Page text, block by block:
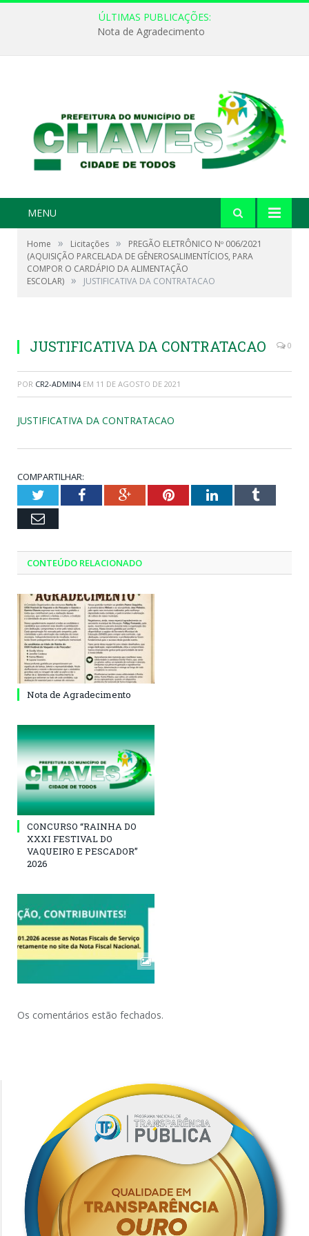
ÚLTIMAS PUBLICAÇÕES:
Nota de Agradecimento
MENU
Home » Licitações »
PREGÃO ELETRÔNICO Nº 006/2021
(AQUISIÇÃO PARCELADA DE GÊNEROSALIMENTÍCIOS, PARA
COMPOR O CARDÁPIO DA ALIMENTAÇÃO
ESCOLAR) » JUSTIFICATIVA DA CONTRATACAO
JUSTIFICATIVA DA CONTRATACAO 0
POR CR2-ADMIN4 EM 11 DE AGOSTO DE 2021
JUSTIFICATIVA DA CONTRATACAO
COMPARTILHAR:
TwitterFacebookGoogle+PinterestLinkedInTumblr
Email
CONTEÚDO RELACIONADO
Nota de Agradecimento
CONCURSO “RAINHA DO
XXXI FESTIVAL DO
VAQUEIRO E PESCADOR”
2026
Os comentários estão fechados.